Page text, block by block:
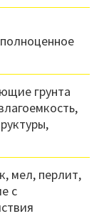
грунта
мел, перлит,
с